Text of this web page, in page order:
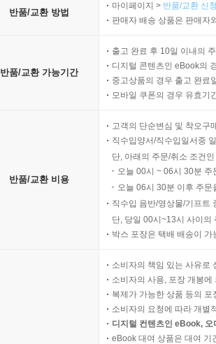
반품/교환 방법
마이페이지 > 반품/교환 신
판매자 배송 상품은 판매자
반품/교환 가능기간
출고 완료 후 10일 이내의
디지털 콘텐츠인 eBook의
중고상품의 경우 출고 완료
모바일 쿠폰의 경우 유효기
반품/교환 비용
고객의 단순변심 및 착오구
직수입양서/직수입일서중
단, 아래의 주문/취소 조건
오늘 00시 ~ 06시 30분
오늘 06시 30분 이후 주
직수입 음반/영상물/기프트
단, 당일 00시~13시 사이의
박스 포장은 택배 배송이
소비자의 책임 있는 사유로
소비자의 사용, 포장 개봉
복제가 가능한 상품 등의
소비자의 요청에 따라 개별
디지털 컨텐츠인 eBook,
eBook 대여 상품은 대여 기